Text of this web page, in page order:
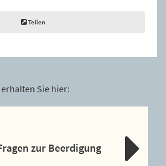
Teilen
Sie hier:
zur Beerdigung